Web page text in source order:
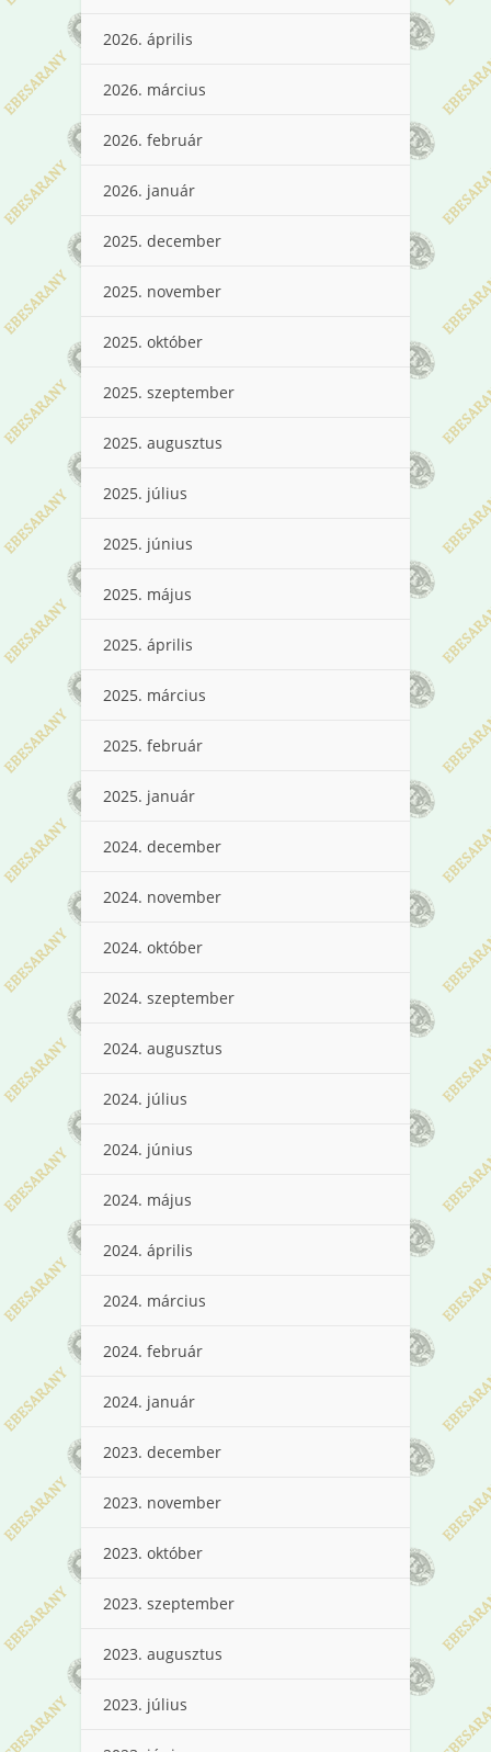
2026. április
2026. március
2026. február
2026. január
2025. december
2025. november
2025. október
2025. szeptember
2025. augusztus
2025. július
2025. június
2025. május
2025. április
2025. március
2025. február
2025. január
2024. december
2024. november
2024. október
2024. szeptember
2024. augusztus
2024. július
2024. június
2024. május
2024. április
2024. március
2024. február
2024. január
2023. december
2023. november
2023. október
2023. szeptember
2023. augusztus
2023. július